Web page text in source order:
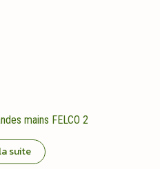
mains FELCO 2
suite